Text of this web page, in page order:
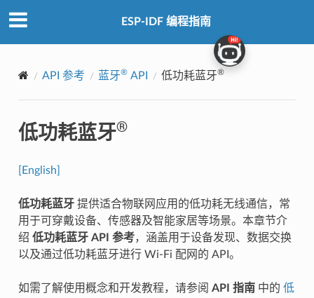
ESP-IDF 编程指南
API 参考 蓝牙®API 低功耗蓝牙®
低功耗蓝牙®
[English]
低功耗蓝牙提供适合物联网应用的低功耗无线通信，常
用于可穿戴设备、传感器及智能家居等场景。本章节介
绍 低功耗蓝牙 API 参考，涵盖用于设备发现、数据交换
以及通过低功耗蓝牙进行 Wi-Fi 配网的 API。
如需了解使用概念和开发教程，请参阅 API 指南 中的 低